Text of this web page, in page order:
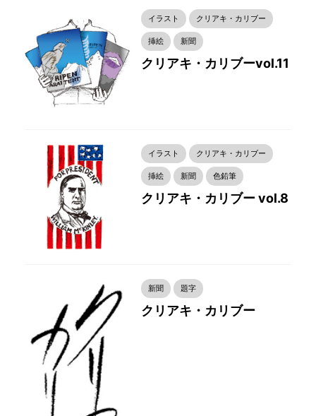
イラスト クリアキ・カリブー
挿絵 新聞
クリアキ・カリブーvol.11
イラスト クリアキ・カリブー
挿絵 新聞 色鉛筆
クリアキ・カリブー vol.8
新聞 題字
クリアキ・カリブー